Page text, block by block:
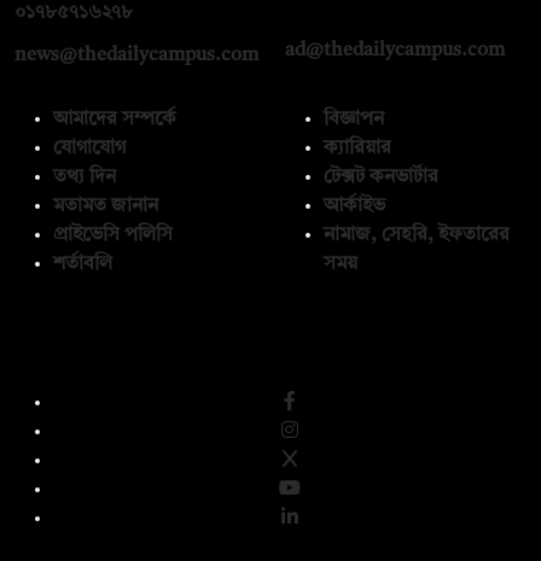
০১৭৮৫৭১৬২৭৮
news@thedailycampus.com ad@thedailycampus.com
আমাদের সম্পর্কে
যোগাযোগ
তথ্য দিন
মতামত জানান
প্রাইভেসি পলিসি
শর্তাবলি
বিজ্ঞাপন
ক্যারিয়ার
টেক্সট কনভার্টার
আর্কাইভ
নামাজ, সেহরি, ইফতারের
সময়